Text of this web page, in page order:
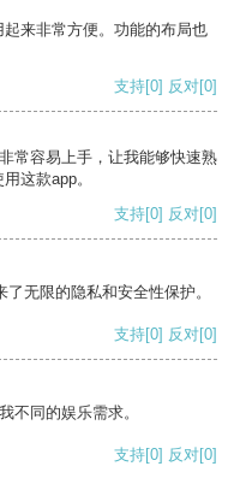
来非常方便。功能的布局也
支持[0] 反对[0]
常容易上手，让我能够快速熟
这款app。
支持[0] 反对[0]
无限的隐私和安全性保护。
支持[0] 反对[0]
不同的娱乐需求。
支持[0] 反对[0]